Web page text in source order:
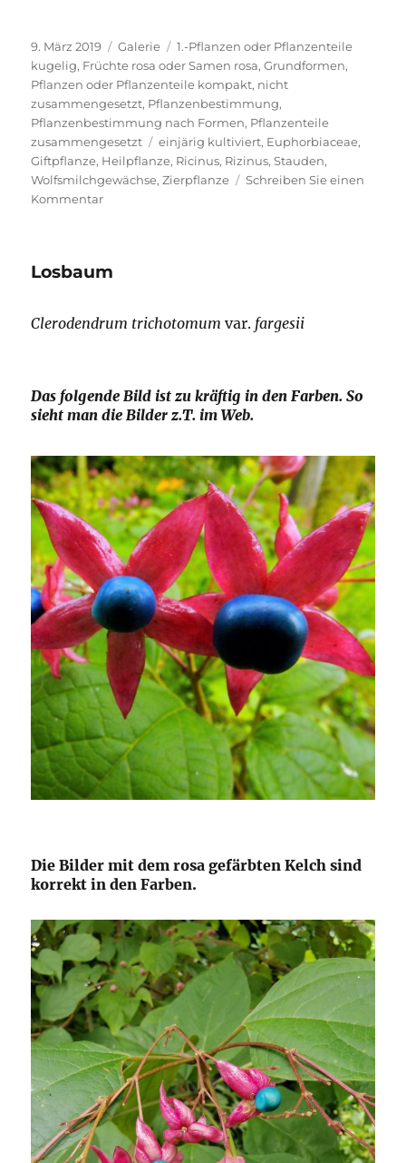
Veröffentlicht
am
9. März 2019 Format
Galerie Kategorien
1.-Pflanzen oder Pflanzenteile
kugelig, Früchte rosa oder Samen rosa,Grundformen,
Pflanzen oder Pflanzenteile kompakt, nicht
zusammengesetzt, Pflanzenbestimmung,
Pflanzenbestimmung nach Formen, Pflanzenteile
zusammengesetzt
Schlagwörter
einjärig kultiviert, Euphorbiaceae,
Giftpflanze, Heilpflanze, Ricinus, Rizinus,Stauden,
Wolfsmilchgewächse,Zierpflanze
Schreiben Sie einen
Kommentarzu
Losbaum
Clerodendrum trichotomum var. fargesii
Das folgende Bild ist zu kräftig in den Farben. So
sieht man die Bilder z.T. im Web.
Die Bilder mit dem rosa gefärbten Kelch sind
korrekt in den Farben.